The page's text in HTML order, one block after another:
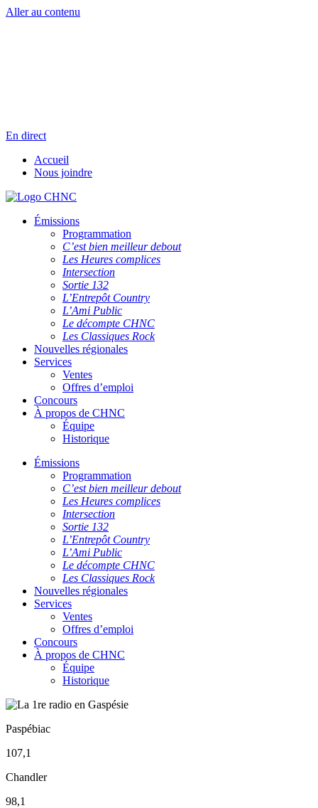
Aller au contenu
En direct
Accueil
Nous joindre
Émissions
Programmation
C’est bien meilleur debout
Les Heures complices
Intersection
Sortie 132
L’Entrepôt Country
L’Ami Public
Le décompte CHNC
Les Classiques Rock
Nouvelles régionales
Services
Ventes
Offres d’emploi
Concours
À propos de CHNC
Équipe
Historique
Émissions
Programmation
C’est bien meilleur debout
Les Heures complices
Intersection
Sortie 132
L’Entrepôt Country
L’Ami Public
Le décompte CHNC
Les Classiques Rock
Nouvelles régionales
Services
Ventes
Offres d’emploi
Concours
À propos de CHNC
Équipe
Historique
Paspébiac
107,1
Chandler
98,1